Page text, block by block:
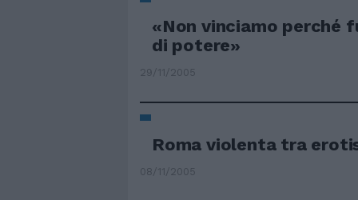
«Non vinciamo perché
di potere»
29/11/2005
Roma violenta tra
08/11/2005